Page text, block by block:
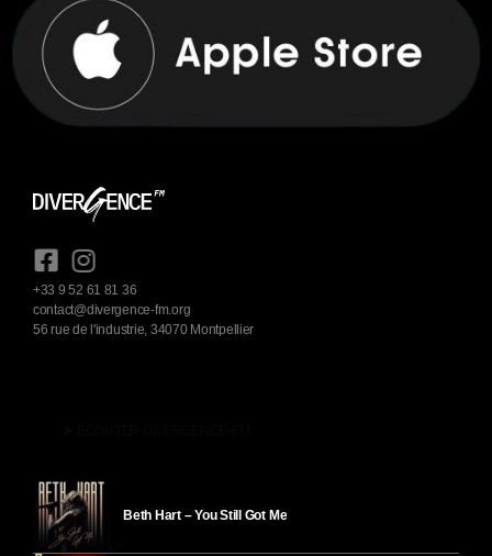
+33 9 52 61 81 36
contact@divergence-fm.org
56 rue de l'industrie, 34070 Montpellier
Beth Hart – You Still Got Me